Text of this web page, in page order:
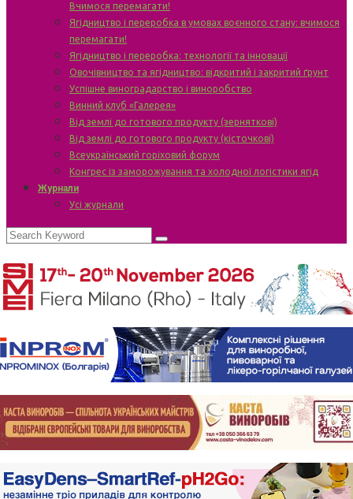
Вчимося перемагати!
Ягідництво і переробка в умовах воєнного стану: вчимося
перемагати!
Ягідництво і переробка: технології та інновації
Овочівництво та ягідництво: відкритий і закритий ґрунт
Успішне виноградарство і виноробство
Винний клуб «Галерея»
Від землі до готового продукту (зерняткові)
Від землі до готового продукту (кісточкові)
Всеукраїнський горіховий форум
Конгрес із заморожування та холодної логістики ягід
Журнали
Усі журнали